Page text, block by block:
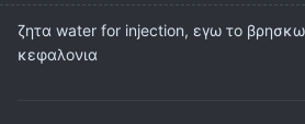
ζητα water for injection, εγω το
κεφαλονια